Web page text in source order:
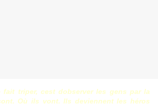
triper, cest dobserver les gens par la
Où ils vont. Ils deviennent les héros